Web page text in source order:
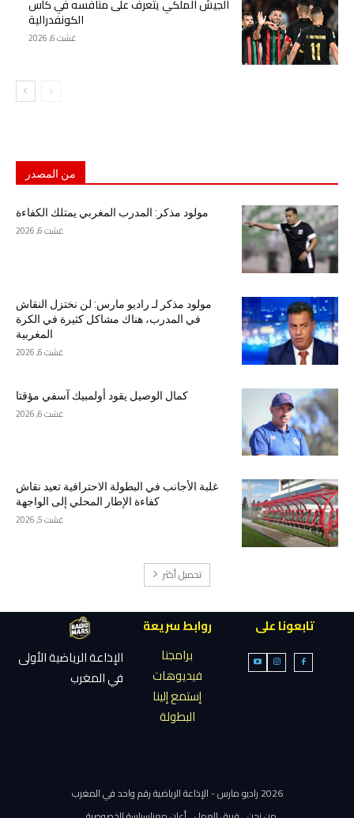
الجيش الملكي يتعرف على منافسه في كأس
الكونفدرالية
غشت 6, 2026
من المصدر
مولود مذكر: المدرب المغربي يمتلك الكفاءة
غشت 6, 2026
مولود مذكر لـ راديو مارس: لن نختزل النقاش
في المدرب، هناك مشاكل كثيرة في الكرة
المغربية
غشت 6, 2026
كمال الوصيل يقود أولمبيك آسفي مؤقتا
غشت 6, 2026
غلبة الأجانب في البطولة الاحترافية تعيد نقاش
كفاءة الإطار المحلي إلى الواجهة
غشت 5, 2026
تحميل أكثر
تابعونا على
روابط سريعة
برامجنا
فيديوهات
إستمع إلينا
البطولة
الإذاعة الرياضية الأولى
في المغرب
2026 راديو مارس - الإذاعة الرياضية رقم واحد في المغرب